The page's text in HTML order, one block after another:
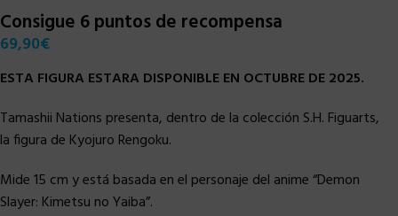
Consigue 6 puntos de recompensa
69,90€
ESTA FIGURA ESTARA DISPONIBLE EN OCTUBRE DE 2025.
Tamashii Nations presenta, dentro de la colección S.H. Figuarts,
la figura de Kyojuro Rengoku.
Mide 15 cm y está basada en el personaje del anime “Demon
Slayer: Kimetsu no Yaiba”.